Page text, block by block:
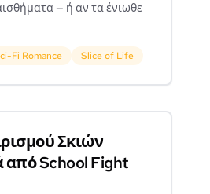
— ή αν τα ένιωθε
Fi Romance Slice of Life
Σκιών
από School Fight